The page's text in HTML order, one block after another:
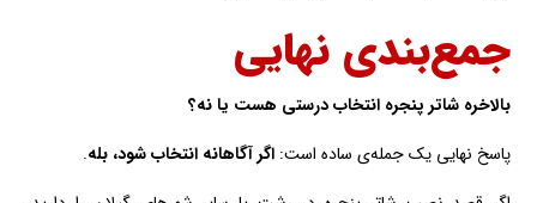
جمع‌بندی نهایی
بالاخره شاتر پنجره انتخاب درستی هست یا نه؟
پاسخ نهایی یک جمله‌ی ساده است:اگر آگاهانه انتخاب شود، بله.